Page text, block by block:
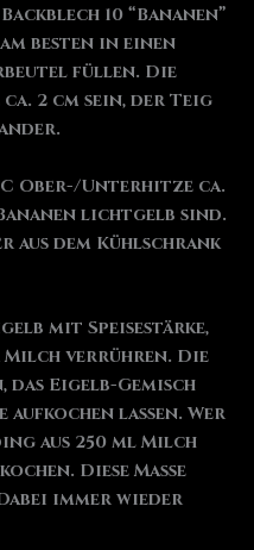
10 “Bananen”
besten in einen
füllen. Die
2 cm sein, der Teig
Ober-/Unterhitze ca.
lichtgelb sind.
aus dem Kühlschrank
mit Speisestärke,
Milch verrühren. Die
Eigelb-Gemisch
lassen. Wer
aus 250 ml Milch
Diese Masse
immer wieder